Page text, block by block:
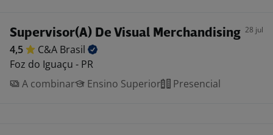
Supervisor(A) De Visual Merchandising 28 jul
4,5 C&A Brasil
Foz do Iguaçu - PR
A combinar
Ensino Superior Presencial